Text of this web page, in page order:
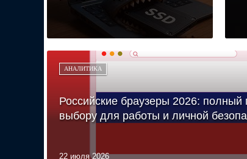
АНАЛИТИКА
Российские браузеры 2026: полный
выбору для работы и личной
22 июля 2026